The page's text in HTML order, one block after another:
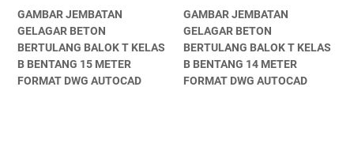
GAMBAR JEMBATAN
GELAGAR BETON
BERTULANG BALOK T KELAS
B BENTANG 15 METER
FORMAT DWG AUTOCAD
GAMBAR JEMBATAN
GELAGAR BETON
BERTULANG BALOK T KELAS
B BENTANG 14 METER
FORMAT DWG AUTOCAD